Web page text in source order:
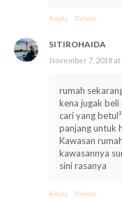
Reply Delete
SITIROHAIDA
November 7, 2018 at
rumah
kena jugak beli
cari yang
panjang untuk
Kawasan
kawasannya
sini rasanya
Reply Delete